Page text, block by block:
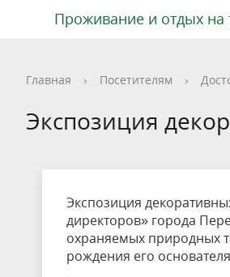
Общая информация
Опрос посетителей перед
Как добраться
Ограничение на вылов
Общая информация
Новости
Видеогалерея
Контакты, реквизиты
Общая информация
Общая информация
Общая информация
Общая информация
Общая информация
Красная книга
Общая информация
Проживание и отдых на
Гостевой дом
Главная › Посетителям ›
Экспозиция
Экспозиция
директоров» города
охраняемых природных
рождения его